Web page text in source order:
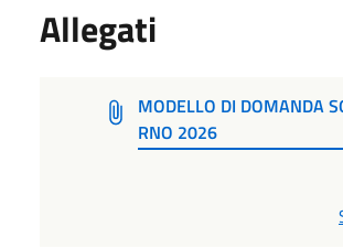
Allegati
MODELLO DI DOMANDA
RNO 2026